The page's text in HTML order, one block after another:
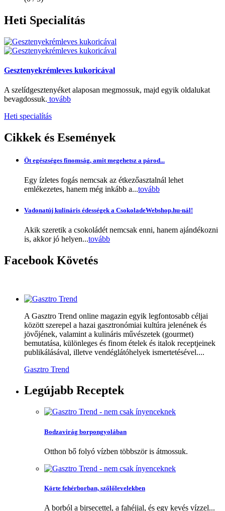
Heti Specialítás
Gesztenyekrémleves kukoricával
A szelídgesztenyéket alaposan megmossuk, majd egyik oldalukat
bevagdossuk. tovább
Heti specialítás
Cikkek és Események
Öt egészséges finomság, amit megehetsz a párod...
Egy ízletes fogás nemcsak az étkezőasztalnál lehet
emlékezetes, hanem még inkább a...tovább
Vadonatúj kulináris édességek a CsokoladeWebshop.hu-nál!
Akik szeretik a csokoládét nemcsak enni, hanem ajándékozni
is, akkor jó helyen...tovább
Facebook Követés
A Gasztro Trend online magazin egyik legfontosabb céljai
között szerepel a hazai gasztronómiai kultúra jelenének és
jövőjének, valamint a kulináris művészetek (gourmet)
bemutatása, különleges és finom ételek és italok receptjeinek
publikálásával, illetve vendéglátóhelyek ismertetésével....
Gasztro Trend
Legújabb Receptek
Bodzavirág borpongyolában
Otthon bő folyó vízben többször is átmossuk.
Körte fehérborban, szőlőlevelekben
A borból a birsecettel, a fahéjjal, és egy kevés vízzel...